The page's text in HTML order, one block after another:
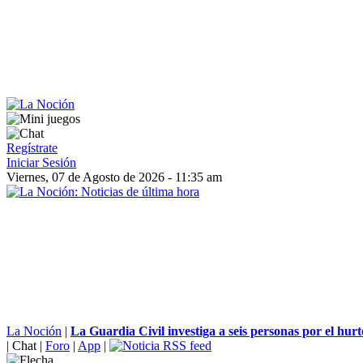
Regístrate
Iniciar Sesión
Viernes, 07 de Agosto de 2026 - 11:35 am
La Noción | La Guardia Civil investiga a seis personas por el
| Chat | Foro | App |